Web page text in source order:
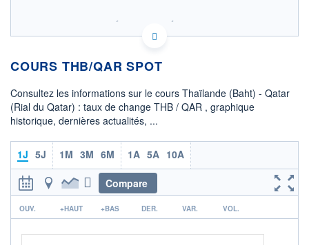
SIX - FOREX 2 DONNÉES TEMPS RÉEL
Politique d'exécution
05h21
OUVERTURE
0,1103
CLÔTURE VEILLE
0,1107 0,1102
COTATION SPÉCIFIQUE
COURS THB/QAR SPOT
Consultez les informations sur le cours Thaïlande (Baht) - Qatar
(Rial du Qatar) : taux de change THB / QAR , graphique
historique, dernières actualités, ...
1J 5J 1M 3M 6M 1A 5A 10A
Compare
r
OUV. +HAUT +BAS DER. VAR. VOL.